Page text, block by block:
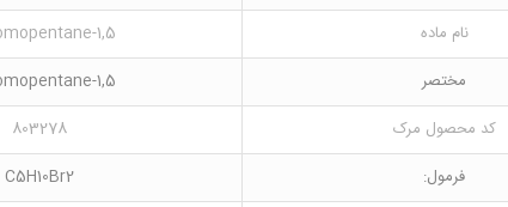
نام ماده
1,5-Dibromopentane
مختصر
1,5-Dibromopentane
کد محصول مرک
803278
فرمول:
C5H10Br2